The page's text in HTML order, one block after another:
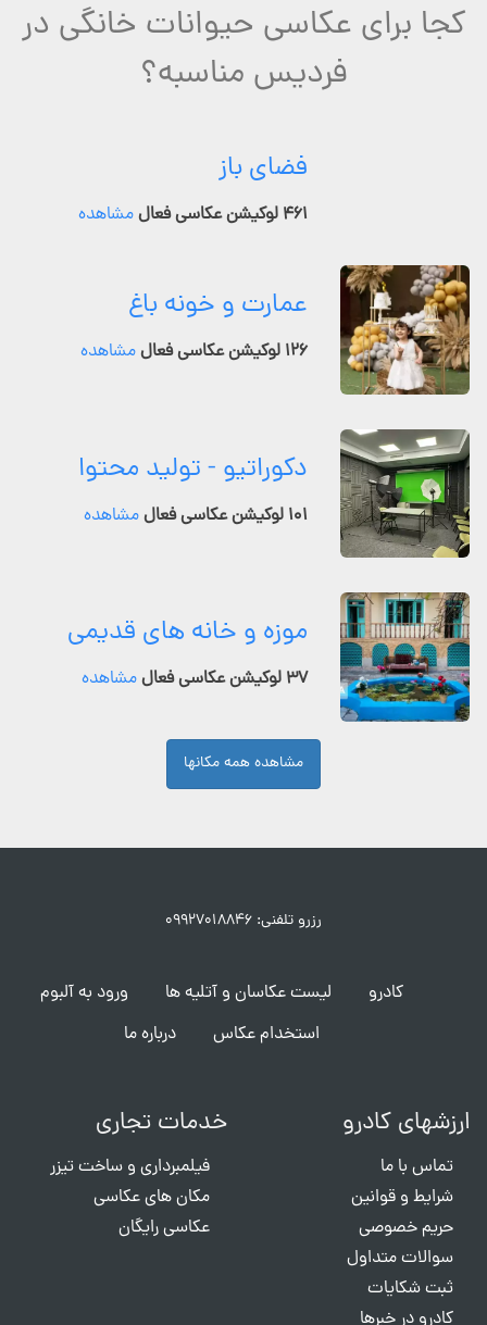
کجا برای عکاسی حیوانات خانگی در
فردیس مناسبه؟
فضای باز
۴۶۱ لوکیشن عکاسی فعال مشاهده
عمارت و خونه باغ
۱۲۶ لوکیشن عکاسی فعال مشاهده
دکوراتیو - تولید محتوا
۱۰۱ لوکیشن عکاسی فعال مشاهده
موزه و خانه های قدیمی
۳۷ لوکیشن عکاسی فعال مشاهده
مشاهده همه مکانها
رزرو تلفنی: ۰۹۹۲۷۰۱۸۸۴۶
کادرو لیست عکاسان و آتلیه ها
ورود به آلبوم
استخدام عکاس
درباره ما
ارزشهای کادرو
تماس با ما
شرایط و قوانین
حریم خصوصی
سوالات متداول
ثبت شکایات
کادرو در خبرها
خدمات تجاری
فیلمبرداری و ساخت تیزر
مکان های عکاسی
عکاسی رایگان